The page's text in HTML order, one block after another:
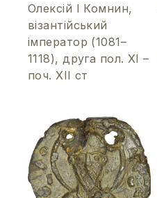
Олексій І Комнин,
візантійський
імператор (1081–
1118), друга пол. ХІ –
поч. ХІІ ст